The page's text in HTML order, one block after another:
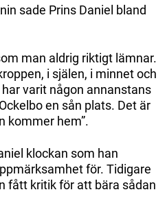
sade Prins Daniel bland
man aldrig riktigt lämnar.
i själen, i minnet och
varit någon annanstans
en sån plats. Det är
kommer hem”.
klockan som han
för. Tidigare
fått kritik för att bära sådan